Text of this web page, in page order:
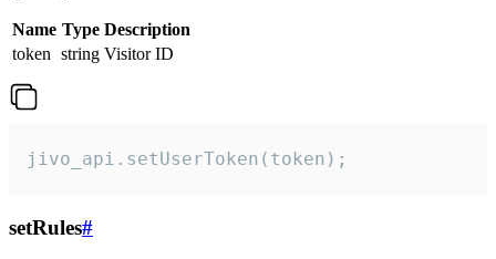
Name Type Description
token string Visitor ID
jivo_api.setUserToken(token);
setRules#